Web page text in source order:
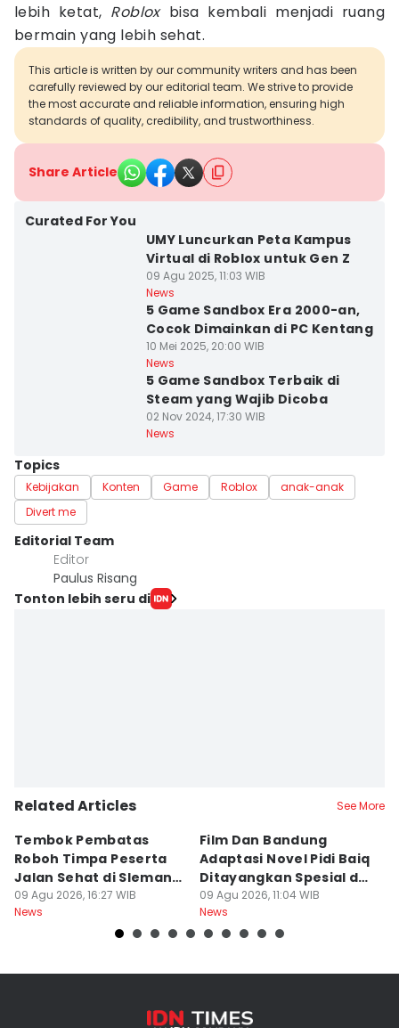
lebih ketat, Robloxbisa kembali menjadi ruang
bermain yang lebih sehat.
This article is written by our community writers and has been
carefully reviewed by our editorial team. We strive to provide
the most accurate and reliable information, ensuring high
standards of quality, credibility, and trustworthiness.
Share Article
Curated For You
UMY Luncurkan Peta Kampus
Virtual di Roblox untuk Gen Z
09 Agu 2025, 11:03 WIB
News
5 Game Sandbox Era 2000-an,
Cocok Dimainkan di PC Kentang
10 Mei 2025, 20:00 WIB
News
5 Game Sandbox Terbaik di
Steam yang Wajib Dicoba
02 Nov 2024, 17:30 WIB
News
Topics
Kebijakan Konten Game Roblox
anak-anak
Divert me
Editorial Team
Editor
Paulus Risang
Tonton lebih seru di
Related Articles See More
Tembok Pembatas
Roboh Timpa Peserta
Jalan Sehat di Sleman,
10 Orang Luka
09 Agu 2026, 16:27 WIB
News
Film Dan Bandung
Adaptasi Novel Pidi Baiq
Ditayangkan Spesial di
Jogja
09 Agu 2026, 11:04 WIB
News